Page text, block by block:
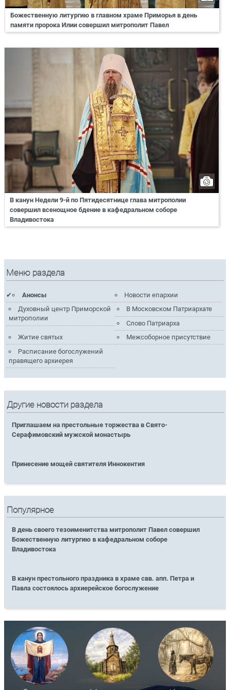
Божественную литургию в главном храме Приморья в день
памяти пророка Илии совершил митрополит Павел
В канун Недели 9-й по Пятидесятнице глава митрополии
совершил всенощное бдение в кафедральном соборе
Владивостока
Меню раздела
Анонсы
Новости епархии
Духовный центр Приморской
митрополии
В Московском Патриархате
Слово Патриарха
Житие святых
Межсоборное присутствие
Расписание богослужений
правящего архиерея
Другие новости раздела
Приглашаем на престольные торжества в Свято-
Серафимовский мужской монастырь
Принесение мощей святителя Иннокентия
Популярное
В день своего тезоименитства митрополит Павел совершил
Божественную литургию в кафедральном соборе
Владивостока
В канун престольного праздника в храме свв. апп. Петра и
Павла состоялось архиерейское богослужение